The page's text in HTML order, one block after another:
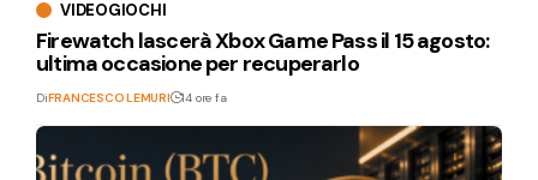
VIDEOGIOCHI
Firewatch lascerà Xbox Game Pass il 15 agosto:
ultima occasione per recuperarlo
DiFRANCESCO LEMURI 14 ore fa